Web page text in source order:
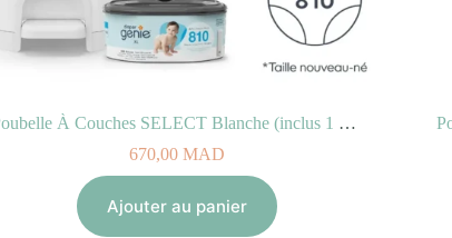
Poubelle À Couches SELECT Blanche (inclus 1 Recharge Jumbo Octo Anti-Odeurs)
670,00MAD
Ajouter au panier